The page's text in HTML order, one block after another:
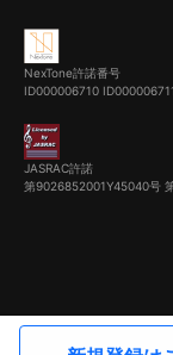
NexTone許諾番号
ID000006710
JASRAC許諾
第9026852001Y45040号
©